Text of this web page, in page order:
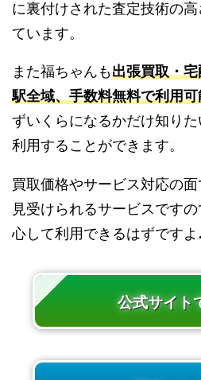
に裏付けされた査定技術の
ています。
また福ちゃんも出張買取・
駅全域、手数料無料で利用可
ずいくらになるかだけ知り
利用することができます。
買取価格やサービス対応の
見受けられるサービスです
心して利用できるはずですよ
公式サイト